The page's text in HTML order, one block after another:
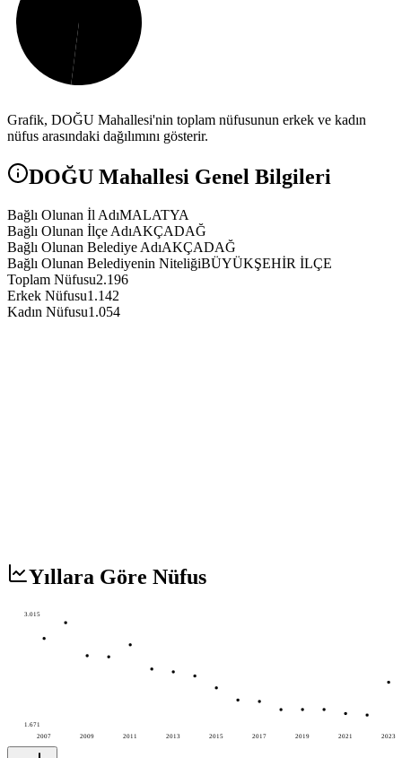
Grafik, DOĞU Mahallesi'nin toplam nüfusunun erkek ve kadın
nüfus arasındaki dağılımını gösterir.
DOĞU Mahallesi Genel Bilgileri
Bağlı Olunan İl AdıMALATYA
Bağlı Olunan İlçe AdıAKÇADAĞ
Bağlı Olunan Belediye AdıAKÇADAĞ
Bağlı Olunan Belediyenin NiteliğiBÜYÜKŞEHİR İLÇE
Toplam Nüfusu2.196
Erkek Nüfusu1.142
Kadın Nüfusu1.054
Yıllara Göre Nüfus
2007 2009 2011 2013 2015 2017 2019 2021 2023
3.015
1.671